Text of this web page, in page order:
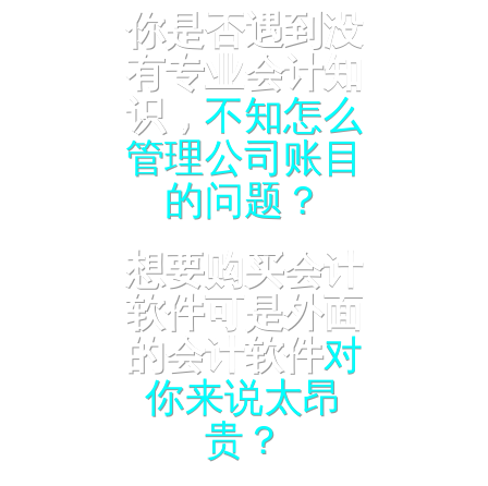
你是否遇到没
有专业会计知
识， 不知怎么
管理公司账目
的问题？
想要购买会计
软件可是外面
的会计软件对
你来说太昂
贵？